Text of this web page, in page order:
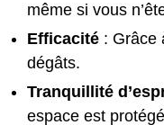
même si vous
Efficacité : Grâce
dégâts.
Tranquillité
espace est